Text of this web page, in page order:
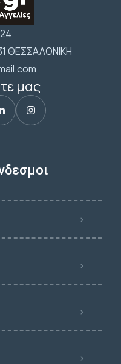
ΘΕΣΣΑΛΟΝΙΚΗ
μας